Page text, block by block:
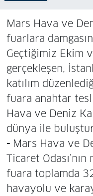
Mars Hava ve
fuarlara
Geçtiğimiz Ekim
gerçekleşen,
katılım
fuara anahtar
Hava ve Deniz
dünya ile
- Mars Hava ve
Ticaret
fuara toplamda
havayolu ve